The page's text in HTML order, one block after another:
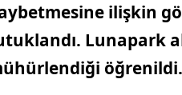
ilişkin
Lunapark
öğrenildi.